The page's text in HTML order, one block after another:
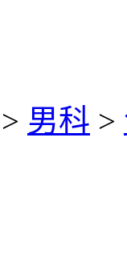
> 男科 >